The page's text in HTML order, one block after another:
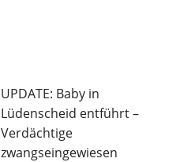
UPDATE: Baby in
Lüdenscheid entführt –
Verdächtige
zwangseingewiesen